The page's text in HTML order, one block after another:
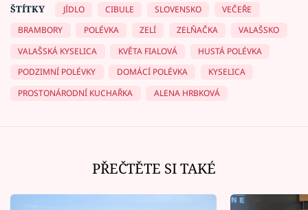
ŠTÍTKY
JÍDLO CIBULE SLOVENSKO
VEČEŘE
BRAMBORY
POLÉVKA ZELÍ ZELŇAČKA
VALAŠSKO
VALAŠSKÁ KYSELICA
KVĚTA FIALOVÁ
HUSTÁ POLÉVKA
PODZIMNÍ POLÉVKY
DOMÁCÍ POLÉVKA
KYSELICA
PROSTONÁRODNÍ KUCHAŘKA
ALENA HRBKOVÁ
PŘEČTĚTE SI TAKÉ